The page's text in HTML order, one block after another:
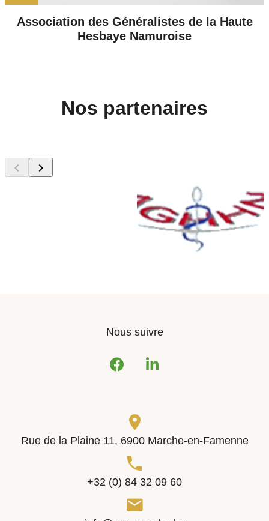
Association des Généralistes de la Haute
Hesbaye Namuroise
Nos partenaires
Nous suivre
suivez-
Facebook
suivez-
Rue de la Plaine 11, 6900 Marche-en-Famenne
+32 (0) 84 32 09 60